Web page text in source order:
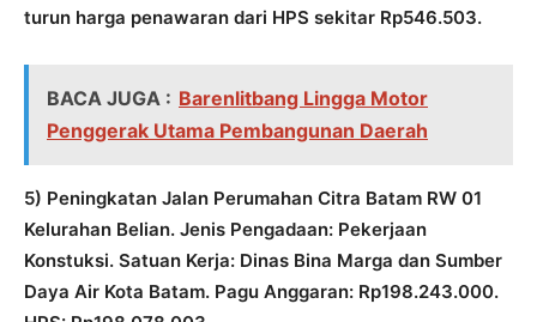
turun harga penawaran dari HPS sekitar Rp546.503.
BACA JUGA : Barenlitbang Lingga Motor
Penggerak Utama Pembangunan Daerah
5) Peningkatan Jalan Perumahan Citra Batam RW 01
Kelurahan Belian. Jenis Pengadaan: Pekerjaan
Konstuksi. Satuan Kerja: Dinas Bina Marga dan Sumber
Daya Air Kota Batam. Pagu Anggaran: Rp198.243.000.